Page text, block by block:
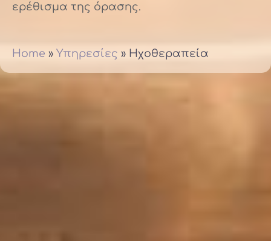
ερέθισμα της όρασης.
Home » Υπηρεσίες » Ηχοθεραπεία